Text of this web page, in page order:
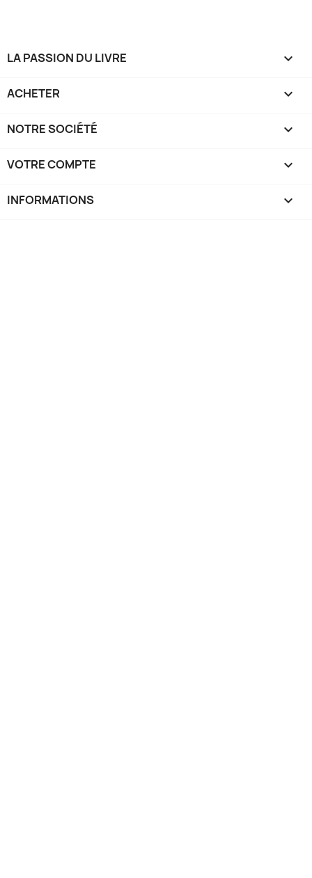
LA PASSION DU LIVRE 
ACHETER 
NOTRE SOCIÉTÉ 
VOTRE COMPTE 
INFORMATIONS keyboard_arrow_down